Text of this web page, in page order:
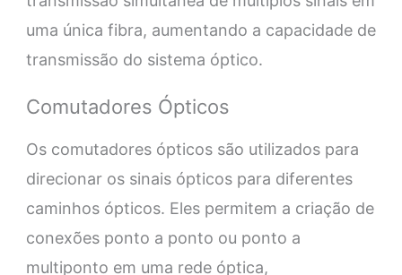
uma única fibra, aumentando a capacidade de
transmissão do sistema óptico.
Comutadores Ópticos
Os comutadores ópticos são utilizados para
direcionar os sinais ópticos para diferentes
caminhos ópticos. Eles permitem a criação de
conexões ponto a ponto ou ponto a
multiponto em uma rede óptica,